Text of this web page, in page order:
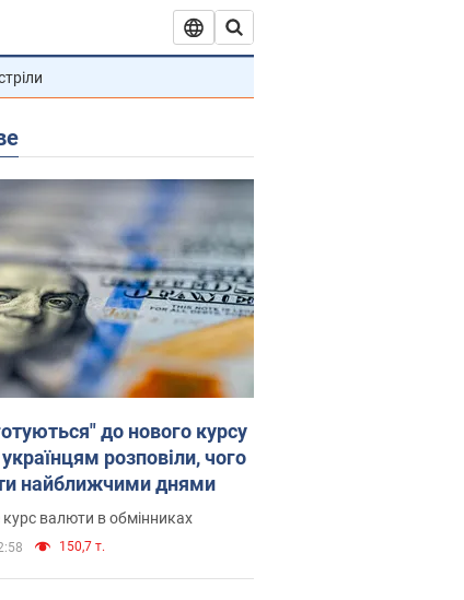
до нового курсу
розповіли, чого
найближчими днями
валюти в обмінниках
150,7 т.